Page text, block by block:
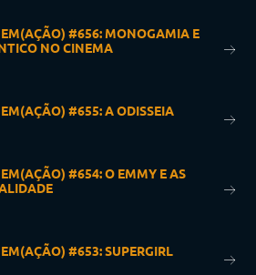
#656: MONOGAMIA E
NO CINEMA
#655: A ODISSEIA
#654: O EMMY E AS
#653: SUPERGIRL